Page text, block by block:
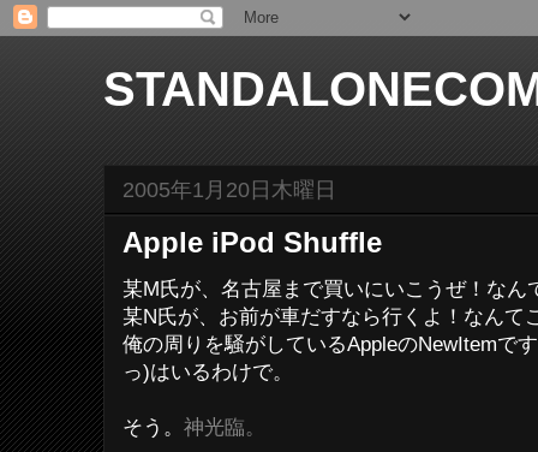
2005年1月20日木曜日
Apple iPod Shuffle
某M氏が、名古屋まで買いにいこうぜ！なん
某N氏が、お前が車だすなら行くよ！なんて
俺の周りを騒がしているAppleのNewItemで
っ)はいるわけで。
そう。 神光臨。